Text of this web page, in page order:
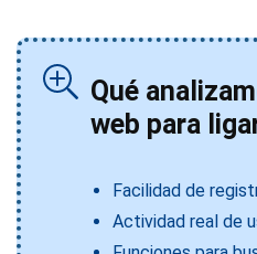
Qué
web para
Facilidad de
Actividad real de